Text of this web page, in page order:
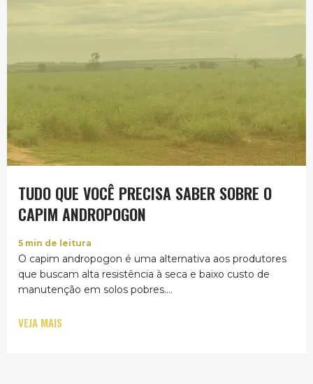
TUDO QUE VOCÊ PRECISA SABER SOBRE O
CAPIM ANDROPOGON
5 min de leitura
O capim andropogon é uma alternativa aos produtores
que buscam alta resistência à seca e baixo custo de
manutenção em solos pobres....
VEJA MAIS